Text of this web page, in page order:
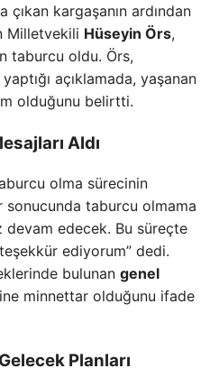
çıkan kargaşanın ardından
Milletvekili Hüseyin Örs,
taburcu oldu. Örs,
açıklamada, yaşanan
olduğunu belirtti.
Aldı
olma sürecinin
sonucunda taburcu olmama
edecek. Bu süreçte
ediyorum” dedi.
bulunan genel
minnettar olduğunu ifade
Planları